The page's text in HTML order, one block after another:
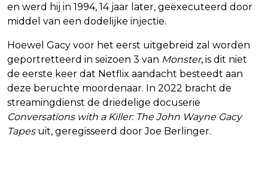
en werd hij in 1994, 14 jaar later, geëxecuteerd door
middel van een dodelijke injectie.
Hoewel Gacy voor het eerst uitgebreid zal worden
geportretteerd in seizoen 3 van Monster, is dit niet
de eerste keer dat Netflix aandacht besteedt aan
deze beruchte moordenaar. In 2022 bracht de
streamingdienst de driedelige docuserie
Conversations with a Killer: The John Wayne Gacy
Tapesuit, geregisseerd door Joe Berlinger.